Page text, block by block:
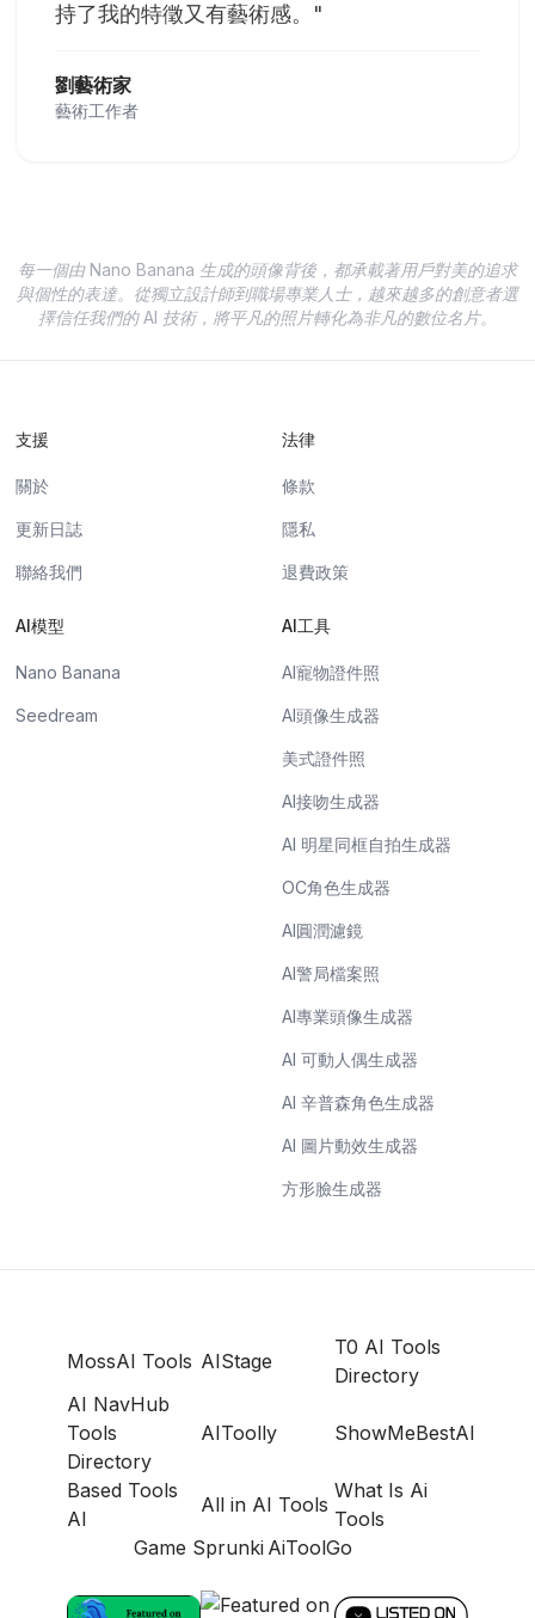
持了我的特徵又有藝術感。
"
劉藝術家
藝術工作者
每一個由 Nano Banana 生成的頭像背後，都承載著用戶對美的追求
與個性的表達。從獨立設計師到職場專業人士，越來越多的創意者選
擇信任我們的 AI 技術，將平凡的照片轉化為非凡的數位名片。
支援
關於
更新日誌
聯絡我們
法律
條款
隱私
退費政策
AI模型
Nano Banana
Seedream
AI工具
AI寵物證件照
AI頭像生成器
美式證件照
AI接吻生成器
AI 明星同框自拍生成器
OC角色生成器
AI圓潤濾鏡
AI警局檔案照
AI專業頭像生成器
AI 可動人偶生成器
AI 辛普森角色生成器
AI 圖片動效生成器
方形臉生成器
MossAI Tools AIStage
T0 AI Tools
Directory
AI NavHub
Tools
Directory
AIToolly ShowMeBestAI
Based Tools
AI
All in AI Tools
What Is Ai
Tools
Game Sprunki AiToolGo